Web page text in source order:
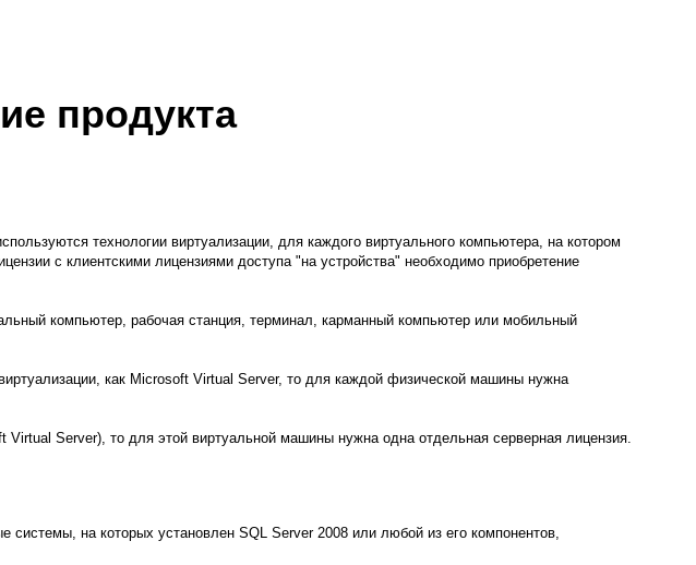
продукта
технологии виртуализации, для каждого виртуального компьютера, на котором
с клиентскими лицензиями доступа "на устройства" необходимо приобретение
компьютер, рабочая станция, терминал, карманный компьютер или мобильный
как Microsoft Virtual Server, то для каждой физической машины нужна
Server), то для этой виртуальной машины нужна одна отдельная серверная лицензия.
системы, на которых установлен SQL Server 2008 или любой из его компонентов,